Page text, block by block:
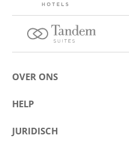
OVER ONS
Over Eurostars Hotel
Wedstrijden
HELP
Contact opnemen
JURIDISCH